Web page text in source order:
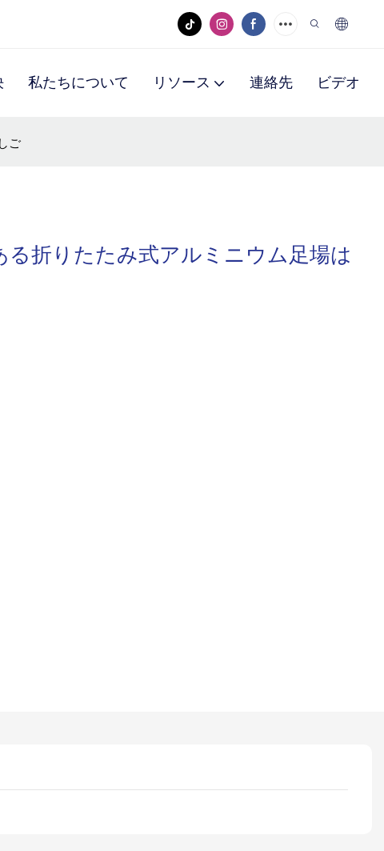
私たちについて リソース 連絡先 ビデオ
ご
る折りたたみ式アルミニウム足場は